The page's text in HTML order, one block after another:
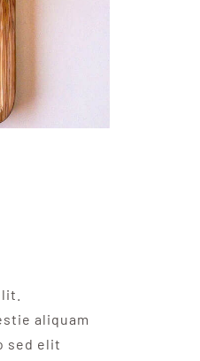
aliquam
sed elit